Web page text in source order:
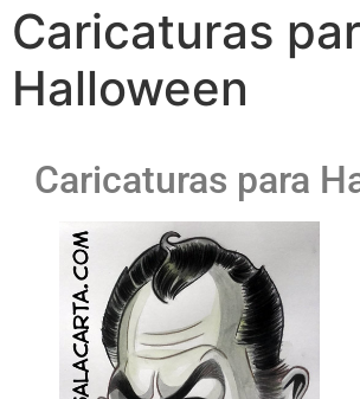
Caricaturas
Halloween
Caricaturas para